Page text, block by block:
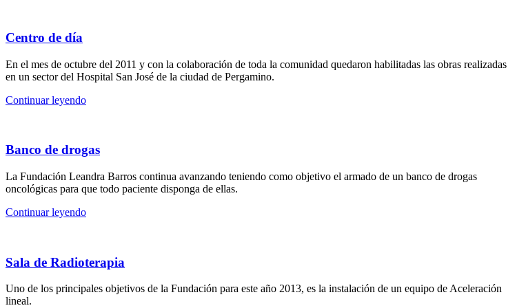
Centro de día
En el mes de octubre del 2011 y con la colaboración de toda la comunidad quedaron habilitadas las obras realizadas
en un sector del Hospital San José de la ciudad de Pergamino.
Continuar leyendo
Banco de drogas
La Fundación Leandra Barros continua avanzando teniendo como objetivo el armado de un banco de drogas
oncológicas para que todo paciente disponga de ellas.
Continuar leyendo
Sala de Radioterapia
Uno de los principales objetivos de la Fundación para este año 2013, es la instalación de un equipo de Aceleración
lineal.